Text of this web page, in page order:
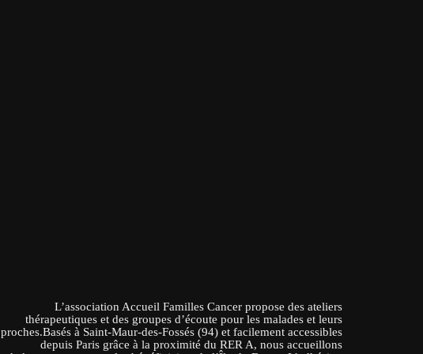
L’association Accueil Familles Cancer propose des ateliers
thérapeutiques et des groupes d’écoute pour les malades et leurs
proches.Basés à Saint-Maur-des-Fossés (94) et facilement accessibles
depuis Paris grâce à la proximité du RER A, nous accueillons